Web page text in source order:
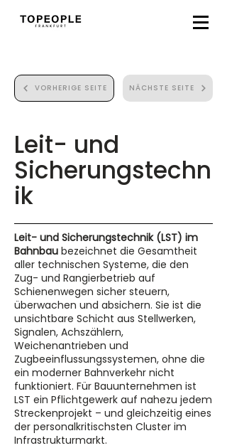
VORHERIGE SEITE NÄCHSTE SEITE
Leit- und
Sicherungstechn
ik
Leit- und Sicherungstechnik (LST) im
Bahnbau bezeichnet die Gesamtheit
aller technischen Systeme, die den
Zug- und Rangierbetrieb auf
Schienenwegen sicher steuern,
überwachen und absichern. Sie ist die
unsichtbare Schicht aus Stellwerken,
Signalen, Achszählern,
Weichenantrieben und
Zugbeeinflussungssystemen, ohne die
ein moderner Bahnverkehr nicht
funktioniert. Für Bauunternehmen ist
LST ein Pflichtgewerk auf nahezu jedem
Streckenprojekt – und gleichzeitig eines
der personalkritischsten Cluster im
Infrastrukturmarkt.